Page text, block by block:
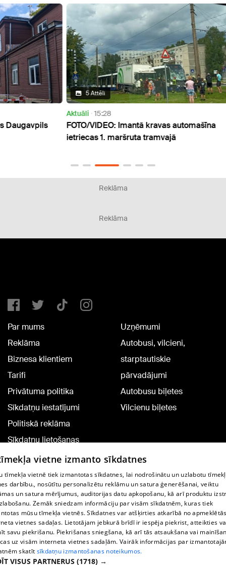
5 Attēli
15:28
FOTO/VIDEO: Imantā kravas automašīna
ietriecas 1. maršruta tramvajā
Reklāma
Reklāma
Par mums
Reklāma
Biznesa klientiem
Tarifi
Privātuma politika
Sīkdatņu iestatījumi
Politiskā reklāma
Sīkdatņu lietošanas
noteikumi
Komentāru pievienošana
Uzņēmumi
Autobusi, vilcieni,
starptautiskie
pārvadājumi
Autobusu biļetes
Vilcienu biļetes
TV programma
Līguma noteikumi
360 Ziņu kontakti
Helio Media
vietne izmanto sīkdatnes
tīmekļa vietnē tiek izmantotas sīkdatnes, lai nodrošinātu un uzlabotu
darbību., nosūtītu personalizētu reklāmu un satura ģenerēšanai, veiktu
un satura mērījumus, auditorijas datu apkopošanu, kā arī produktu
Zemāk sniedzam informāciju par visām sīkdatnēm, kuras tiek
mūsu tīmekļa vietnēs. Sīkdatnes var atšķirties atkarībā no
vietnes sadaļas. Lietotājam jebkurā brīdī ir iespēja piekrist, atteikties
savu piekrišanu. Piekrišanas sniegšana, kā arī tās atsaukšana vai
uz visām interneta vietnes sadaļām. Vairāk informācijas par
skatīt sīkdatņu izmantošanas noteikumos.
VISUS PARTNERUS (1718) →